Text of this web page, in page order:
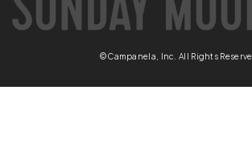
©Campanela, Inc. All Rights